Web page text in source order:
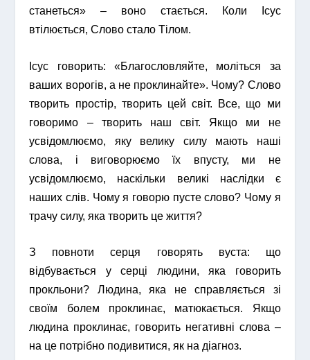
станеться» – воно стається. Коли Ісус
втілюється, Слово стало Тілом.
Ісус говорить: «Благословляйте, моліться за
ваших ворогів, а не проклинайте». Чому? Слово
творить простір, творить цей світ. Все, що ми
говоримо – творить наш світ. Якщо ми не
усвідомлюємо, яку велику силу мають наші
слова, і виговорюємо їх впусту, ми не
усвідомлюємо, наскільки великі наслідки є
наших слів. Чому я говорю пусте слово? Чому я
трачу силу, яка творить це життя?
З повноти серця говорять вуста: що
відбувається у серці людини, яка говорить
прокльони? Людина, яка не справляється зі
своїм болем проклинає, матюкається. Якщо
людина проклинає, говорить негативні слова –
на це потрібно подивитися, як на діагноз.